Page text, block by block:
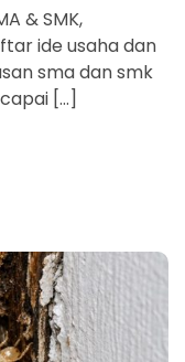
& SMK,
ide usaha dan
sma dan smk
[…]